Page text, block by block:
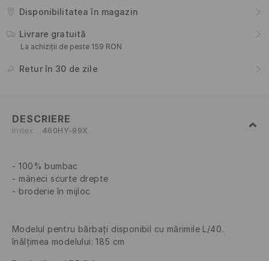
Disponibilitatea în magazin
Livrare gratuită
La achiziții de peste 159 RON
Retur în 30 de zile
DESCRIERE
Index 460HY-99X
100% bumbac
mâneci scurte drepte
broderie în mijloc
Modelul pentru bărbați disponibil cu mărimile L/40.
înălțimea modelului: 185 cm